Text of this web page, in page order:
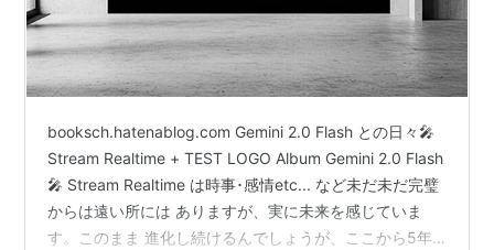
booksch.hatenablog.com Gemini 2.0 Flash との日々🎤
Stream Realtime + TEST LOGO Album Gemini 2.0 Flash
🎤 Stream Realtime は時事･感情etc... など未だ未だ完璧
からは遠い所には ありますが、実に未来を感じていま
す。このまま 進化し続けるんでしょうが、ここから5年